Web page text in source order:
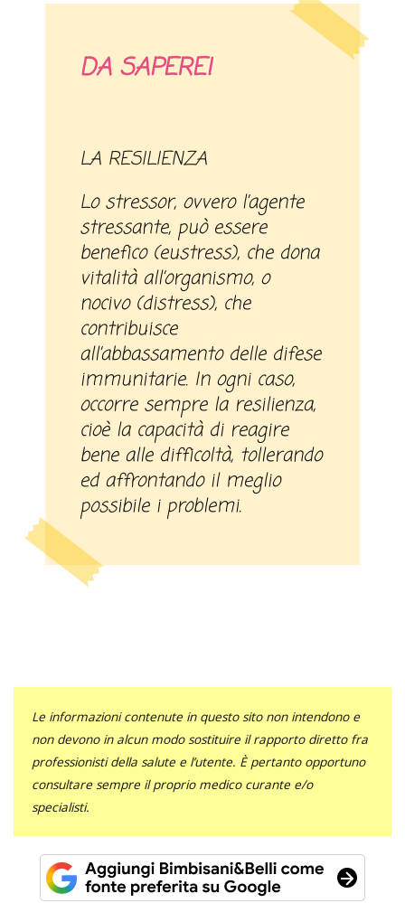
DA SAPERE!
LA RESILIENZA
Lo stressor, ovvero l’agente
stressante, può essere
benefico (eustress), che dona
vitalità all’organismo, o
nocivo (distress), che
contribuisce
all’abbassamento delle difese
immunitarie. In ogni caso,
occorre sempre la resilienza,
cioè la capacità di reagire
bene alle difficoltà, tollerando
ed affrontando il meglio
possibile i problemi.
Le informazioni contenute in questo sito non intendono e
non devono in alcun modo sostituire il rapporto diretto fra
professionisti della salute e l’utente. È pertanto opportuno
consultare sempre il proprio medico curante e/o
specialisti.